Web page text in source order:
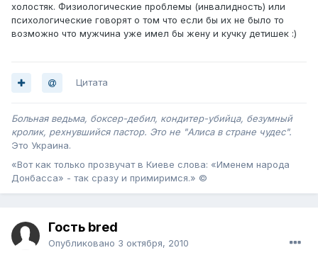
холостяк. Физиологические проблемы (инвалидность) или
психологические говорят о том что если бы их не было то
возможно что мужчина уже имел бы жену и кучку детишек :)
Цитата
Больная ведьма, боксер-дебил, кондитер-убийца, безумный
кролик, рехнувшийся пастор. Это не "Алиса в стране чудес".
Это Украина .
«Вот как только прозвучат в Киеве слова: «Именем народа
Донбасса» - так сразу и примиримся.» ©
Гость bred
Опубликовано 3 октября, 2010